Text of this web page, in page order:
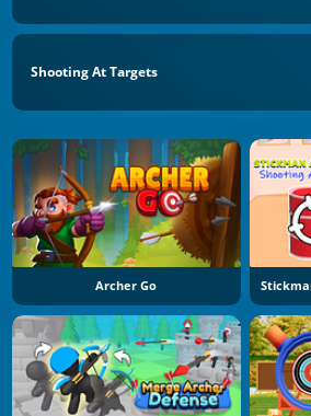
Shooting At Targets
Archer Go